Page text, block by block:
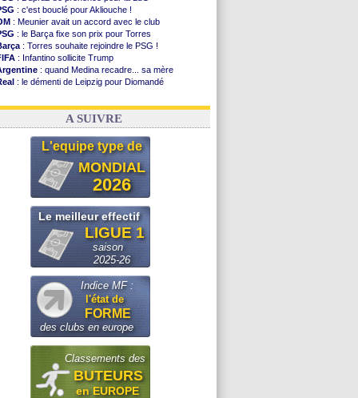
: c'est bouclé pour Akliouche !
: Meunier avait un accord avec le club
: le Barça fixe son prix pour Torres
: Torres souhaite rejoindre le PSG !
: Infantino sollicite Trump
: quand Medina recadre... sa mère
: le démenti de Leipzig pour Diomandé
: le conseiller d'Infantino démissionne !
A SUIVRE
L'equipe type de
MONDIAL
2026
Le meilleur effectif
LIGUE 1
saison
2025-26
Indice MF :
l'état de
FORME
des clubs en europe
Classements des
BUTEURS
en EUROPE